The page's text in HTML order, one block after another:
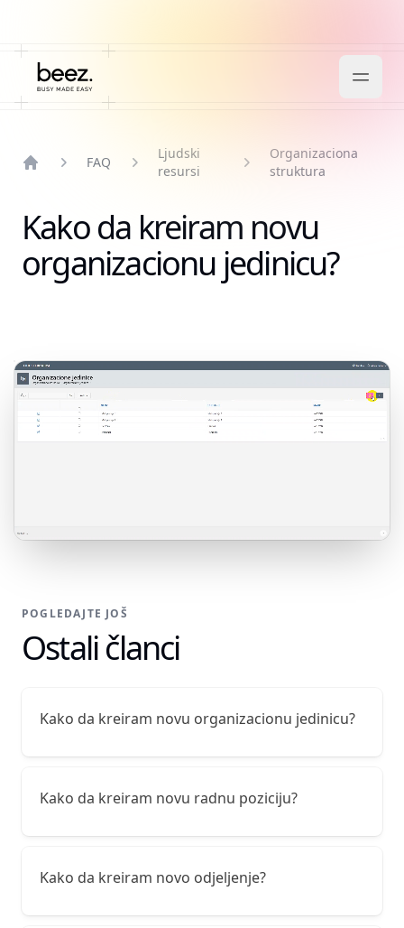
FAQ
Ljudski
resursi
Organizaciona
struktura
Kako da kreiram novu
organizacionu jedinicu?
POGLEDAJTE JOŠ
Ostali članci
Kako da kreiram novu organizacionu jedinicu?
Kako da kreiram novu radnu poziciju?
Kako da kreiram novo odjeljenje?